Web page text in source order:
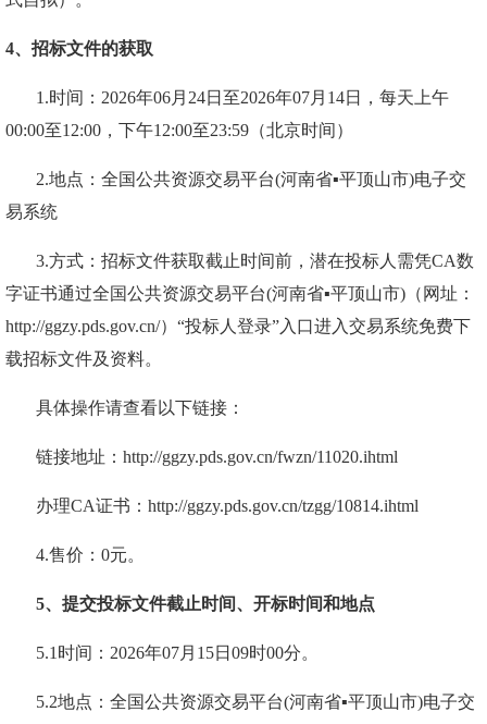
4、招标文件的获取
1.时间：2026年06月 24日至2026年07月 14日，每天上午
00:00至12:00，下午12:00至23:59（北京时间）
2.地点：全国公共资源交易平台(河南省▪平顶山市)电子交
易系统
3.方式：招标文件获取截止时间前，潜在投标人需凭CA数
字证书通过全国公共资源交易平台(河南省▪平顶山市)（网址：
http://ggzy.pds.gov.cn/）“投标人登录”入口进入交易系统免费下
载招标文件及资料。
具体操作请查看以下链接：
链接地址： http://ggzy.pds.gov.cn/fwzn/11020.ihtml
办理CA证书：http://ggzy.pds.gov.cn/tzgg/10814.ihtml
4.售价：0元。
5、提交投标文件截止时间、开标时间和地点
5.1时间： 2026年07月 15日 09时00分。
5.2地点：全国公共资源交易平台(河南省▪平顶山市)电子交